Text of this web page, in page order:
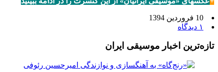
10 فروردین 1394
۱ دیدگاه
تازه‌ترین اخبار موسیقی ایران